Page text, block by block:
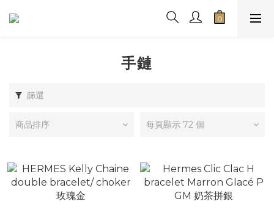
手鏈
篩選
商品排序 每頁顯示 72 個